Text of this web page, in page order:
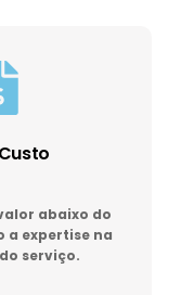
abaixo do
a expertise na
serviço.